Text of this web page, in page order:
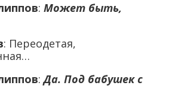
: Может быть,
: Переодетая,
: Да. Под бабушек с